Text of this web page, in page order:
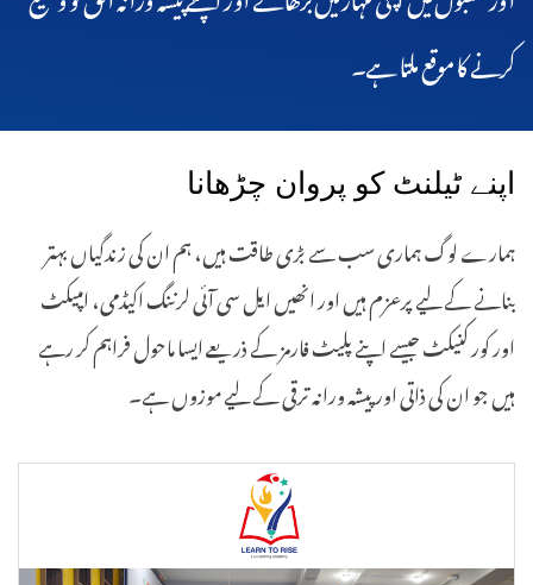
کرنے کا موقع ملتا ہے۔
اپنے ٹیلنٹ کو پروان چڑھانا
ہمارے لوگ ہماری سب سے بڑی طاقت ہیں، ہم ان کی زندگیاں بہتر
بنانے کے لیے پرعزم ہیں اور انھیں ایل سی آئی لرننگ اکیڈمی، امپیکٹ
اور کور کنیکٹ جیسے اپنے پلیٹ فارمز کے ذریعے ایسا ماحول فراہم کر رہے
ہیں جو ان کی ذاتی اور پیشہ ورانہ ترقی کے لیے موزوں ہے۔